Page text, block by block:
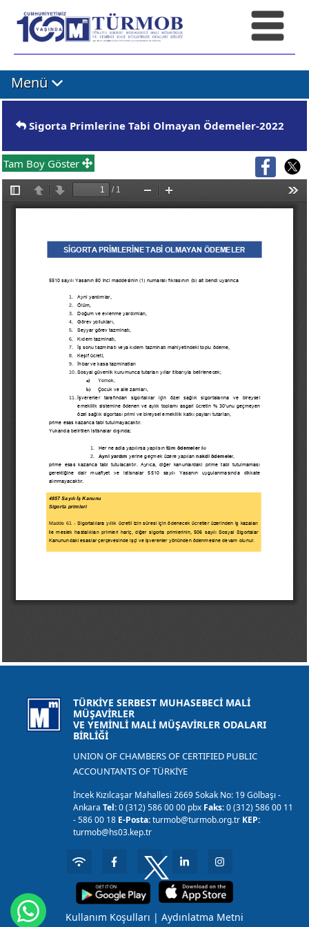
Menü
Sigorta Primlerine Tabi Olmayan Ödemeler-2022
Tam Boy Göster
TÜRKİYE SERBEST MUHASEBECİ MALİ
MÜŞAVİRLER
VE YEMİNLİ MALİ MÜŞAVİRLER ODALARI
BİRLİĞİ
UNION OF CHAMBERS OF CERTIFIED PUBLIC
ACCOUNTANTS OF TÜRKİYE
İncek Kızılcaşar Mahallesi 2669 Sokak No: 19 Gölbaşı -
AnkaraTel:0 (312) 586 00 00 pbx Faks:0 (312) 586 00 11
- 586 00 18 E-Posta:turmob@turmob.org.tr KEP:
turmob@hs03.kep.tr
Kullanım Koşulları | Aydınlatma Metni